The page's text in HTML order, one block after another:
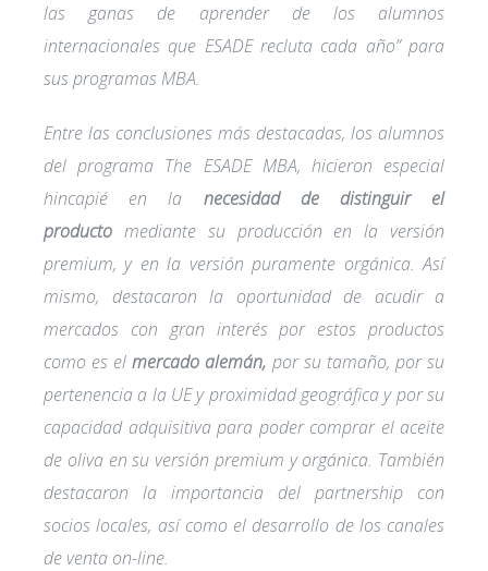
las ganas de aprender de los alumnos
internacionales que ESADE recluta cada año” para
sus programas MBA.
Entre las conclusiones más destacadas, los alumnos
del programa The ESADE MBA, hicieron especial
hincapié en la necesidad de distinguir el
producto mediante su producción en la versión
premium, y en la versión puramente orgánica. Así
mismo, destacaron la oportunidad de acudir a
mercados con gran interés por estos productos
como es elmercado alemán, por su tamaño, por su
pertenencia a la UE y proximidad geográfica y por su
capacidad adquisitiva para poder comprar el aceite
de oliva en su versión premium y orgánica. También
destacaron la importancia del partnership con
socios locales, así como el desarrollo de los canales
de venta on-line.